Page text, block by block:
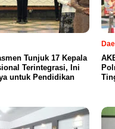
Tunjuk 17 Kepala
Terintegrasi, Ini
untuk Pendidikan